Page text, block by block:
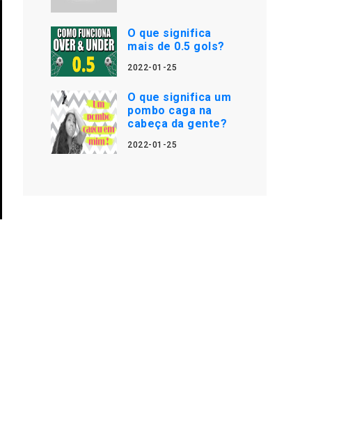
O que significa
mais de 0.5 gols?
2022-01-25
O que significa um
pombo caga na
cabeça da gente?
2022-01-25